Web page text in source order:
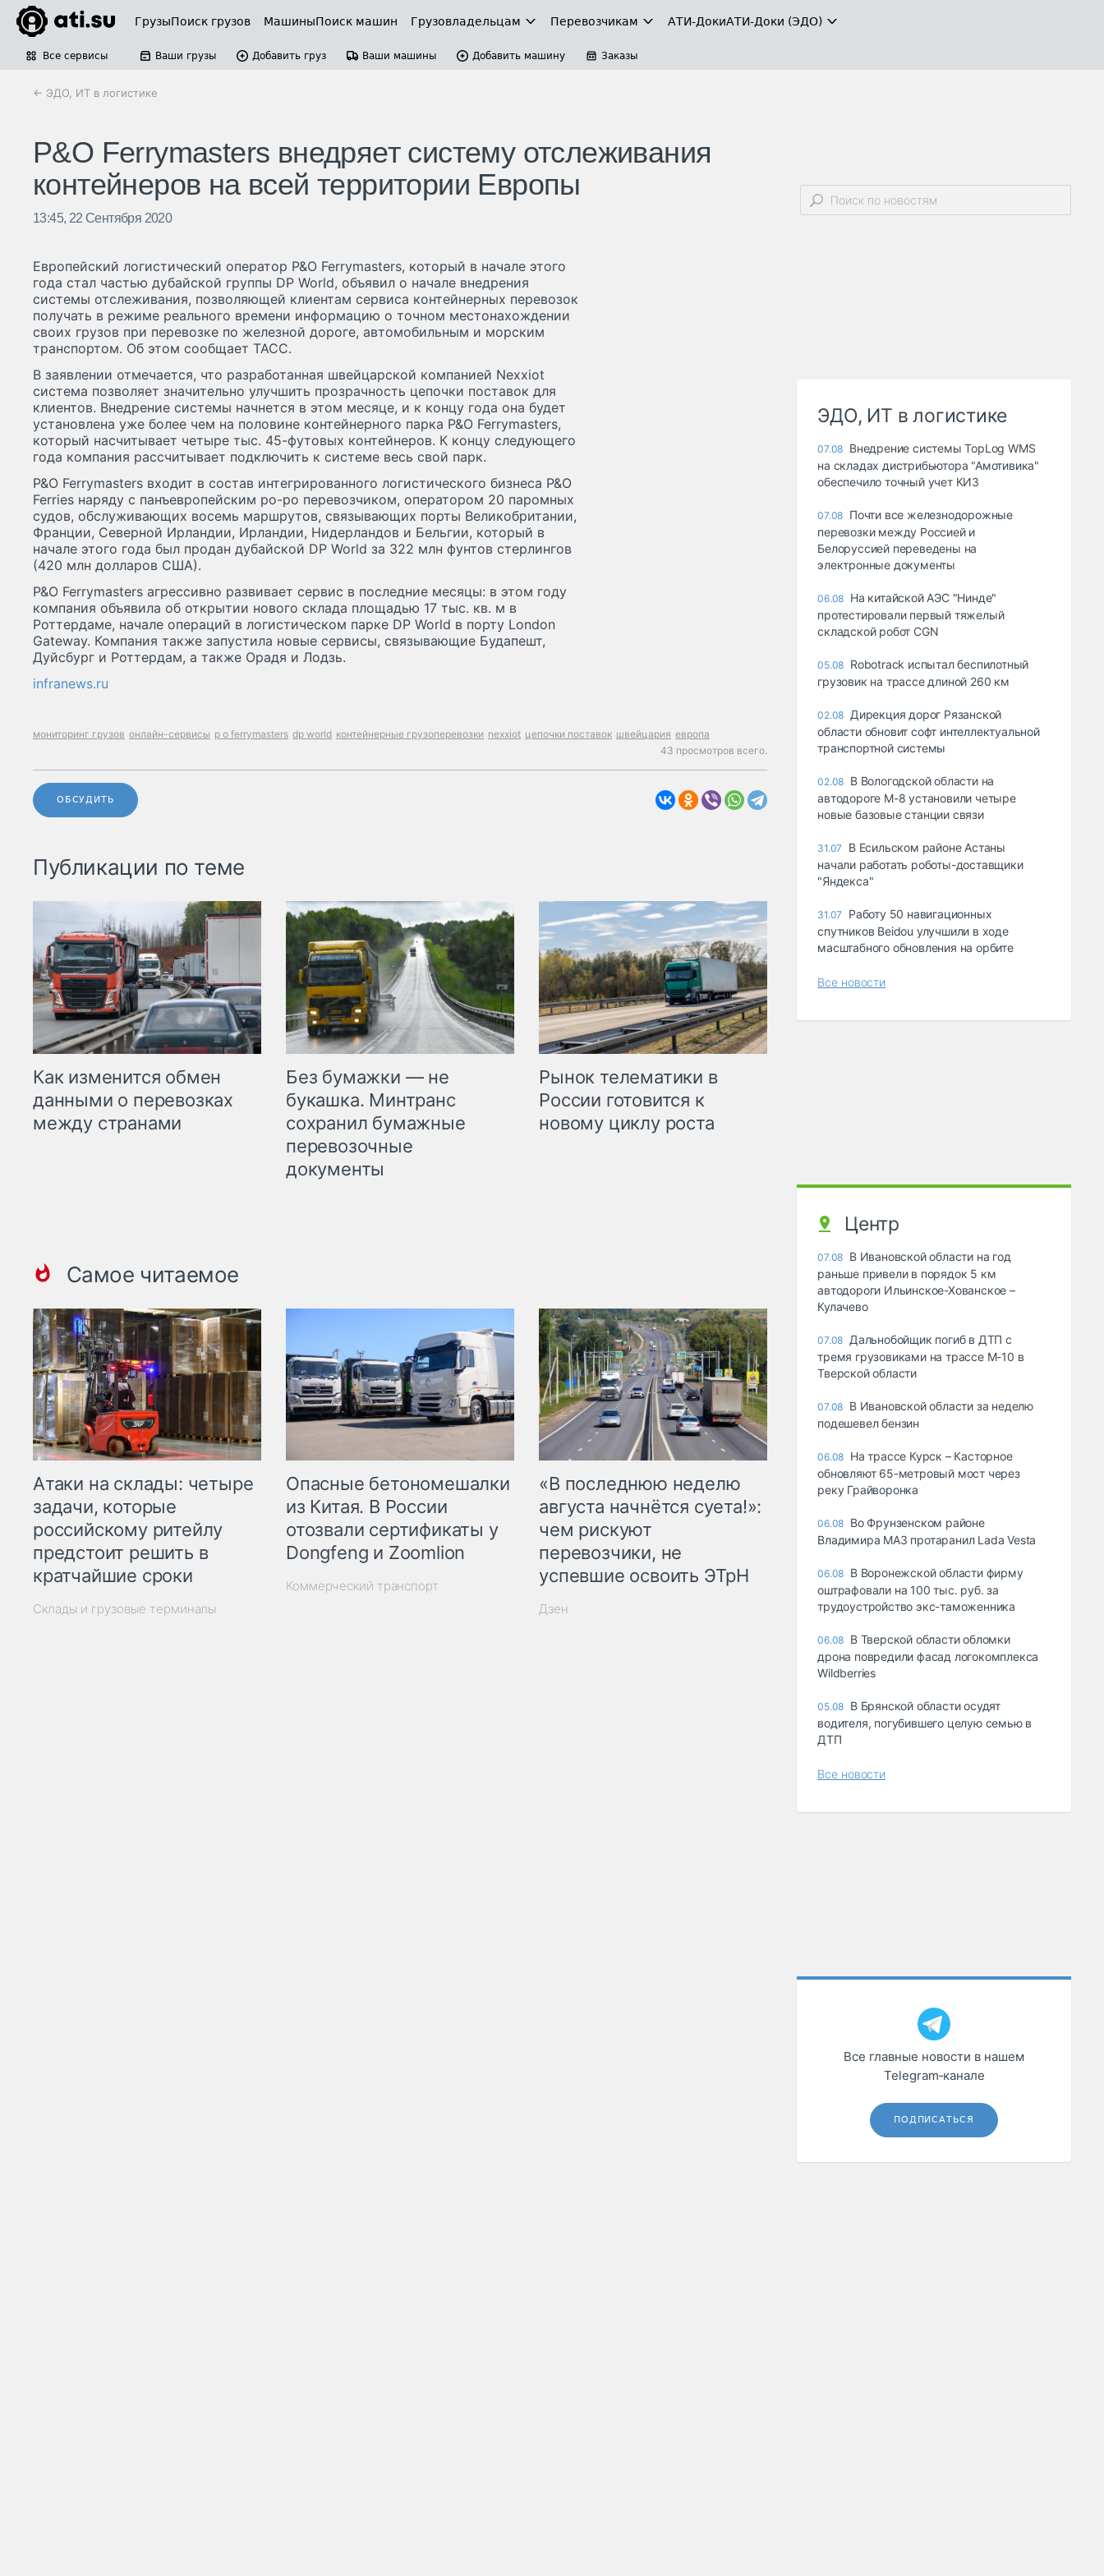
ГрузыПоиск грузов МашиныПоиск машин Грузовладельцам Перевозчикам АТИ-ДокиАТИ-Доки (ЭДО)
Все сервисы Ваши грузы Добавить груз Ваши машины Добавить машину Заказы
← ЭДО, ИТ в логистике
P&O Ferrymasters внедряет систему отслеживания
контейнеров на всей территории Европы
13:45, 22 Сентября 2020
Европейский логистический оператор P&O Ferrymasters, который в начале этого
года стал частью дубайской группы DP World, объявил о начале внедрения
системы отслеживания, позволяющей клиентам сервиса контейнерных перевозок
получать в режиме реального времени информацию о точном местонахождении
своих грузов при перевозке по железной дороге, автомобильным и морским
транспортом. Об этом сообщает ТАСС.
В заявлении отмечается, что разработанная швейцарской компанией Nexxiot
система позволяет значительно улучшить прозрачность цепочки поставок для
клиентов. Внедрение системы начнется в этом месяце, и к концу года она будет
установлена уже более чем на половине контейнерного парка P&O Ferrymasters,
который насчитывает четыре тыс. 45-футовых контейнеров. К концу следующего
года компания рассчитывает подключить к системе весь свой парк.
P&O Ferrymasters входит в состав интегрированного логистического бизнеса P&O
Ferries наряду с панъевропейским ро-ро перевозчиком, оператором 20 паромных
судов, обслуживающих восемь маршрутов, связывающих порты Великобритании,
Франции, Северной Ирландии, Ирландии, Нидерландов и Бельгии, который в
начале этого года был продан дубайской DP World за 322 млн фунтов стерлингов
(420 млн долларов США).
P&O Ferrymasters агрессивно развивает сервис в последние месяцы: в этом году
компания объявила об открытии нового склада площадью 17 тыс. кв. м в
Роттердаме, начале операций в логистическом парке DP World в порту London
Gateway. Компания также запустила новые сервисы, связывающие Будапешт,
Дуйсбург и Роттердам, а также Орадя и Лодзь.
infranews.ru
мониторинг грузов онлайн-сервисы p o ferrymasters dp world контейнерные грузоперевозки nexxiot цепочки поставок швейцария европа
43 просмотров всего.
ОБСУДИТЬ
Публикации по теме
Как изменится обмен
данными о перевозках
между странами
Без бумажки — не
букашка. Минтранс
сохранил бумажные
перевозочные
документы
Рынок телематики в
России готовится к
новому циклу роста
Самое читаемое
Атаки на склады: четыре
задачи, которые
российскому ритейлу
предстоит решить в
кратчайшие сроки
Склады и грузовые терминалы
Опасные бетономешалки
из Китая. В России
отозвали сертификаты у
Dongfeng и Zoomlion
Коммерческий транспорт
«В последнюю неделю
августа начнётся суета!»:
чем рискуют
перевозчики, не
успевшие освоить ЭТрН
Дзен
ЭДО, ИТ в логистике
07.08 Внедрение системы TopLog WMS
на складах дистрибьютора "Амотивика"
обеспечило точный учет КИЗ
07.08 Почти все железнодорожные
перевозки между Россией и
Белоруссией переведены на
электронные документы
06.08 На китайской АЭС "Нинде"
протестировали первый тяжелый
складской робот CGN
05.08 Robotrack испытал беспилотный
грузовик на трассе длиной 260 км
02.08 Дирекция дорог Рязанской
области обновит софт интеллектуальной
транспортной системы
02.08 В Вологодской области на
автодороге М-8 установили четыре
новые базовые станции связи
31.07
В Есильском районе Астаны
начали работать роботы-доставщики
"Яндекса"
31.07
Работу 50 навигационных
спутников Beidou улучшили в ходе
масштабного обновления на орбите
Все новости
Центр
07.08 В Ивановской области на год
раньше привели в порядок 5 км
автодороги Ильинское-Хованское –
Кулачево
07.08 Дальнобойщик погиб в ДТП с
тремя грузовиками на трассе М-10 в
Тверской области
07.08 В Ивановской области за неделю
подешевел бензин
06.08 На трассе Курск – Касторное
обновляют 65-метровый мост через
реку Грайворонка
06.08 Во Фрунзенском районе
Владимира МАЗ протаранил Lada Vesta
06.08 В Воронежской области фирму
оштрафовали на 100 тыс. руб. за
трудоустройство экс-таможенника
06.08 В Тверской области обломки
дрона повредили фасад логокомплекса
Wildberries
05.08 В Брянской области осудят
водителя, погубившего целую семью в
ДТП
Все новости
Все главные новости в нашем
Telegram‑канале
ПОДПИСАТЬСЯ